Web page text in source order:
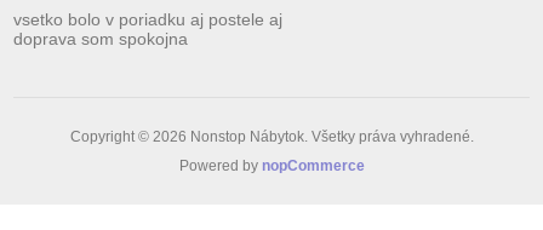
vsetko bolo v poriadku aj postele aj
doprava som spokojna
Copyright © 2026 Nonstop Nábytok. Všetky práva vyhradené.
Powered by nopCommerce